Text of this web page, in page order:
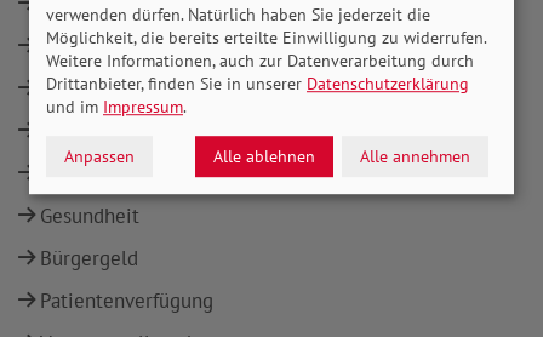
Rente
FAQ zur Grundrente
Behinderung
Gesundheit
Bürgergeld
Patientenverfügung
Pflege
Behinderung
Gesundheit
Bürgergeld
verwenden dürfen. Natürlich haben Sie jederzeit die
Möglichkeit, die bereits erteilte Einwilligung zu widerrufen.
Weitere Informationen, auch zur Datenverarbeitung durch
Drittanbieter, finden Sie in unserer Datenschutzerklärung
und im Impressum.
Anpassen Alle ablehnen Alle annehmen